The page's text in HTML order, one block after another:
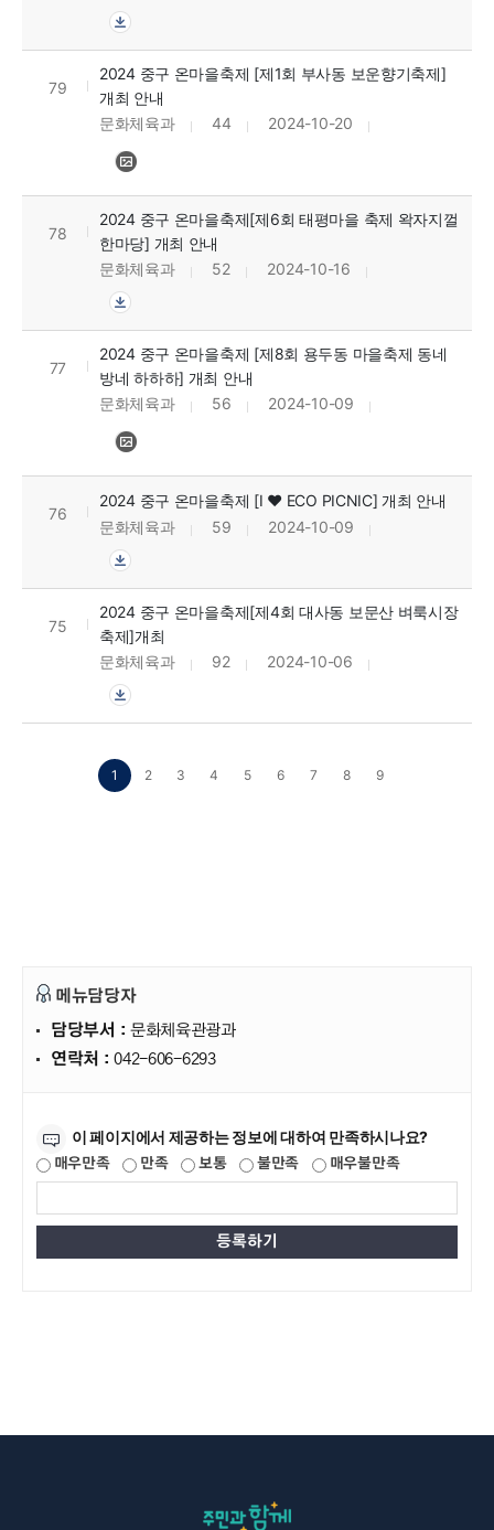
79
2024 중구 온마을축제 [제1회 부사동 보운향기축제]
개최 안내
문화체육과
44 2024-10-20
78
2024 중구 온마을축제[제6회 태평마을 축제 왁자지껄
한마당] 개최 안내
문화체육과
52 2024-10-16
77
2024 중구 온마을축제 [제8회 용두동 마을축제 동네
방네 하하하] 개최 안내
문화체육과
56 2024-10-09
76
2024 중구 온마을축제 [I ♥ ECO PICNIC] 개최 안내
문화체육과
59 2024-10-09
75
2024 중구 온마을축제[제4회 대사동 보문산 벼룩시장
축제]개최
문화체육과
92 2024-10-06
1 2 3 4 5 6 7 8 9
메뉴담당자
담당부서 : 문화체육관광과
연락처 :042-606-6293
이 페이지에서 제공하는 정보에 대하여 만족하시나요?
매우만족 만족 보통 불만족 매우불만족